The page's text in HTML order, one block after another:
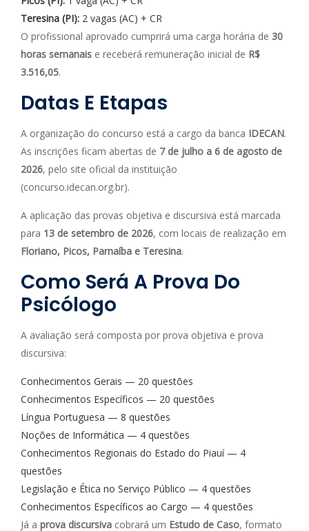
Teresina (PI): 2 vagas (AC) + CR
O profissional aprovado cumprirá uma carga horária de 30
horas semanais e receberá remuneração inicial de R$
3.516,05.
Datas E Etapas
A organização do concurso está a cargo da banca IDECAN.
As inscrições ficam abertas de 7 de julho a 6 de agosto de
2026, pelo site oficial da instituição
(concurso.idecan.org.br).
A aplicação das provas objetiva e discursiva está marcada
para 13 de setembro de 2026, com locais de realização em
Floriano, Picos, Parnaíba e Teresina.
Como Será A Prova Do
Psicólogo
A avaliação será composta por prova objetiva e prova
discursiva:
Conhecimentos Gerais — 20 questões
Conhecimentos Específicos — 20 questões
Língua Portuguesa — 8 questões
Noções de Informática — 4 questões
Conhecimentos Regionais do Estado do Piauí — 4
questões
Legislação e Ética no Serviço Público — 4 questões
Conhecimentos Específicos ao Cargo — 4 questões
Já a prova discursiva cobrará um Estudo de Caso, formato